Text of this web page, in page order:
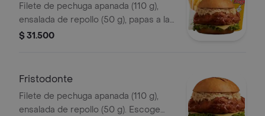
Filete de pechuga apanada (110 g),
ensalada de repollo (50 g), papas a la
francesa mediana (60 g) y gaseosa
$ 31.500
Fristodonte
Filete de pechuga apanada (110 g),
ensalada de repollo (50 g). Escoge